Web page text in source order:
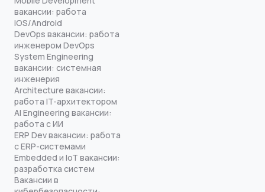
вакансии: работа
iOS/Android
DevOps вакансии: работа
инженером DevOps
System Engineering
вакансии: системная
инженерия
Architecture вакансии:
работа IT-архитектором
AI Engineering вакансии:
работа с ИИ
ERP Dev вакансии: работа
с ERP-системами
Embedded и IoT вакансии:
разработка систем
Вакансии в